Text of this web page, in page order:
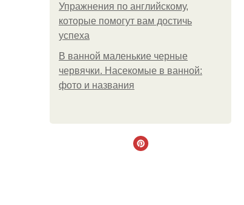
Упражнения по английскому,
которые помогут вам достичь
успеха
В ванной маленькие черные
червячки. Насекомые в ванной:
фото и названия